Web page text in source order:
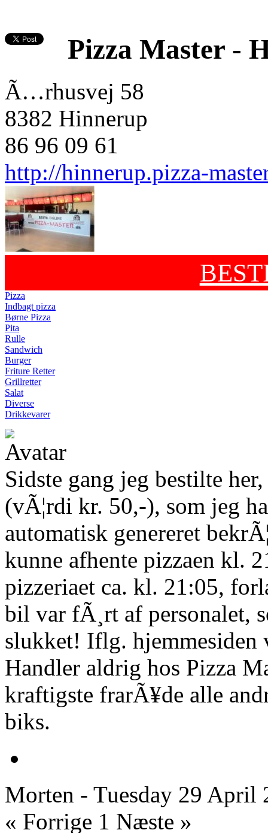
Pizza Master -
Ã…rhusvej 58
8382 Hinnerup
86 96 09 61
http://hinnerup.pizza-
Pizza
Indbagt pizza
Børne Pizza
Pita
Rulle
Sandwich
Burger
Friture Retter
Grillretter
Salat
Diverse
Drikkevarer
Sidste gang jeg bestilte
(vÃ¦rdi kr. 50,-), som jeg
automatisk genereret
kunne afhente pizzaen kl.
pizzeriaet ca. kl. 21:05,
bil var fÃ¸rt af personalet,
slukket! Iflg.
Handler aldrig hos Pizza
kraftigste frarÃ¥de alle
biks.
Morten - Tuesday 29 April
« Forrige 1 Næste »